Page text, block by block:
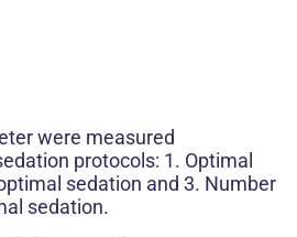
were measured
protocols: 1. Optimal
sedation and 3. Number
sedation.